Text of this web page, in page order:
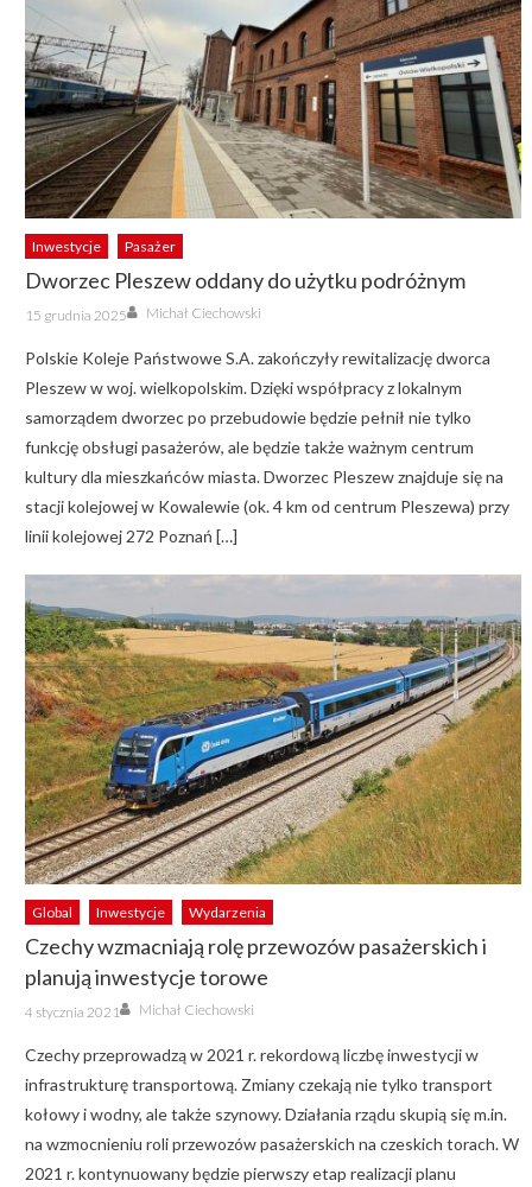
Inwestycje Pasażer
Dworzec Pleszew oddany do użytku podróżnym
Posted
on
15 grudnia 2025 Author
Michał Ciechowski
Polskie Koleje Państwowe S.A. zakończyły rewitalizację dworca
Pleszew w woj. wielkopolskim. Dzięki współpracy z lokalnym
samorządem dworzec po przebudowie będzie pełnił nie tylko
funkcję obsługi pasażerów, ale będzie także ważnym centrum
kultury dla mieszkańców miasta. Dworzec Pleszew znajduje się na
stacji kolejowej w Kowalewie (ok. 4 km od centrum Pleszewa) przy
linii kolejowej 272 Poznań […]
Global Inwestycje Wydarzenia
Czechy wzmacniają rolę przewozów pasażerskich i
planują inwestycje torowe
Posted
on
4 stycznia 2021 Author
Michał Ciechowski
Czechy przeprowadzą w 2021 r. rekordową liczbę inwestycji w
infrastrukturę transportową. Zmiany czekają nie tylko transport
kołowy i wodny, ale także szynowy. Działania rządu skupią się m.in.
na wzmocnieniu roli przewozów pasażerskich na czeskich torach. W
2021 r. kontynuowany będzie pierwszy etap realizacji planu